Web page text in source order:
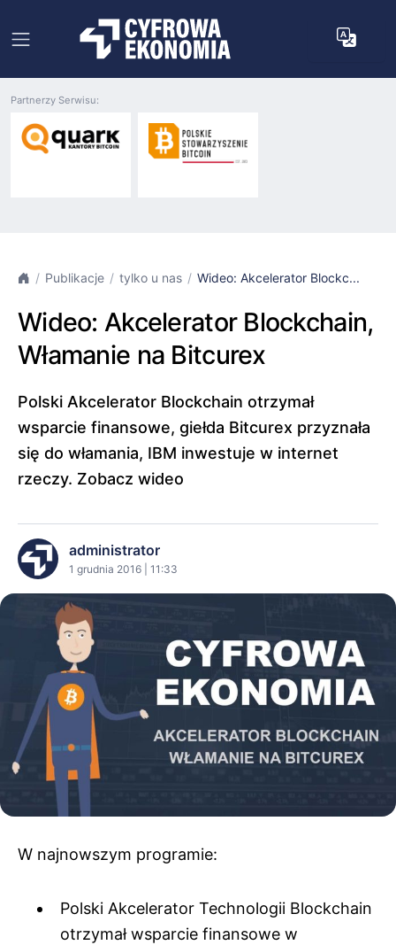
Partnerzy Serwisu:
Publikacje tylko u nas Wideo: Akcelerator Blockc...
Wideo: Akcelerator Blockchain,
Włamanie na Bitcurex
Polski Akcelerator Blockchain otrzymał
wsparcie finansowe, giełda Bitcurex przyznała
się do włamania, IBM inwestuje w internet
rzeczy. Zobacz wideo
administrator
1 grudnia 2016 | 11:33
W najnowszym programie:
Polski Akcelerator Technologii Blockchain
otrzymał wsparcie finansowe w